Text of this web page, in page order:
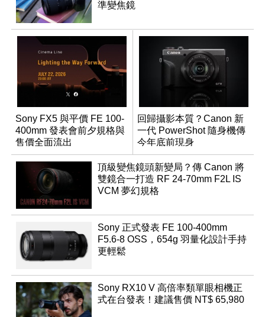
準變焦鏡
Sony FX5 與平價 FE 100-
400mm 發表會前夕規格與
售價全面流出
回歸攝影本質？Canon 新
一代 PowerShot 隨身機傳
今年底前現身
頂級變焦鏡頭新變局？傳 Canon 將
雙鏡合一打造 RF 24-70mm F2L IS
VCM 夢幻規格
Sony 正式發表 FE 100-400mm
F5.6-8 OSS，654g 羽量化設計手持
更輕鬆
Sony RX10 V 高倍率類單眼相機正
式在台發表！建議售價 NT$ 65,980